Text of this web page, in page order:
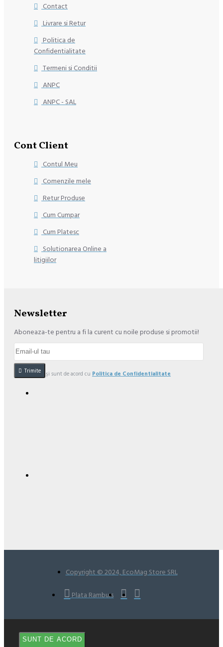
Contact
Livrare si Retur
Politica de
Confidentialitate
Termeni si Conditii
ANPC
ANPC - SAL
Cont Client
Contul Meu
Comenzile mele
Retur Produse
Cum Cumpar
Cum Platesc
Solutionarea Online a
litigiilor
Newsletter
Aboneaza-te pentru a fi la curent cu noile produse si promotii!
Trimite
Am citit şi sunt de acord cu Politica de Confidentialitate
Copyright © 2024, EcoMag Store SRL
Plata Ramburs
SUNT DE ACORD